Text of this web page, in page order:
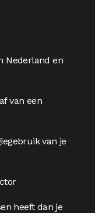
Nederland en
van een
van je
heeft dan je